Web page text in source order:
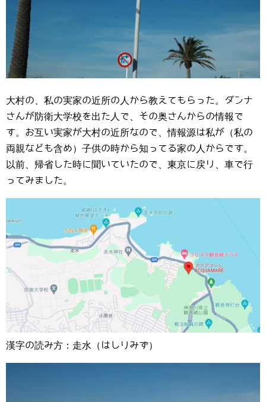
大村の、私の実家の近所の人から教えてもらった。ダンナ
さんが防衛大学校を出た人で、その奥さんからの情報で
す。お互い実家が大村の近所なので、情報源は私が（私の
両親なども含め）子供の時から知ってる家の人からです。
以前、帰省した時に聞いていたので、東京に戻リ、車で行
ってみました。
漢字の読み方：走水（はしりみず）